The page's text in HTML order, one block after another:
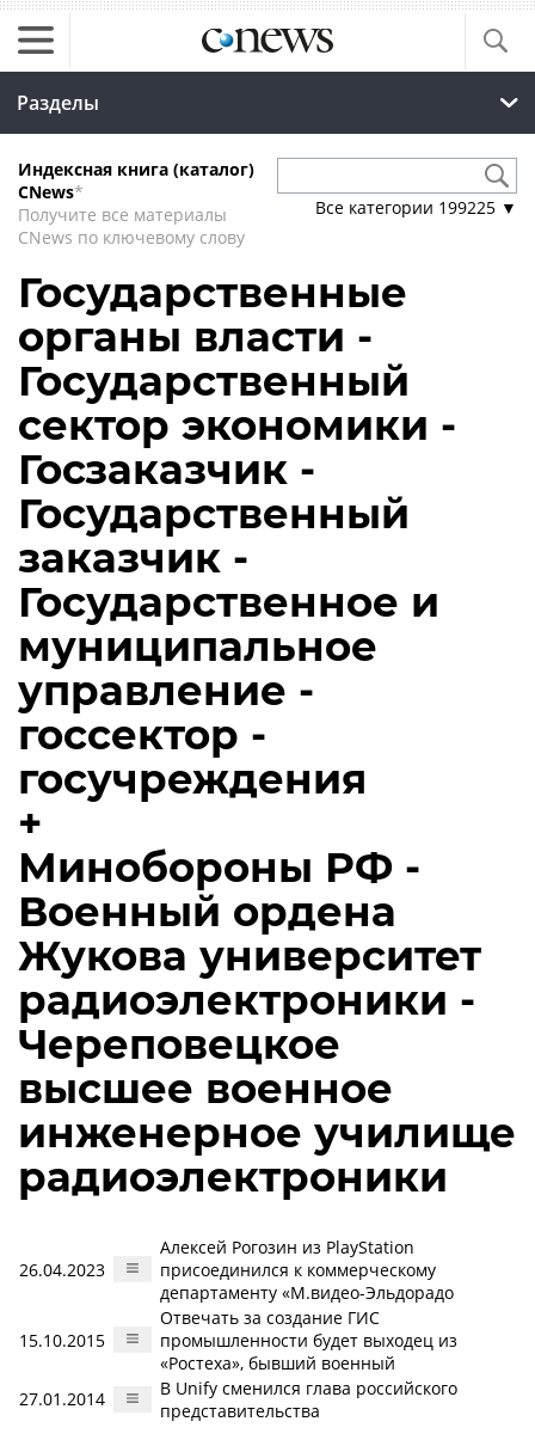
Разделы
Индексная книга (каталог)
CNews*
Получите все материалы
CNews по ключевому слову
Все категории 199225 ▼
Государственные
органы власти -
Государственный
сектор экономики -
Госзаказчик -
Государственный
заказчик -
Государственное и
муниципальное
управление -
госсектор -
госучреждения
+
Минобороны РФ -
Военный ордена
Жукова университет
радиоэлектроники -
Череповецкое
высшее военное
инженерное училище
радиоэлектроники
26.04.2023
Алексей Рогозин из PlayStation
присоединился к коммерческому
департаменту «М.видео-Эльдорадо
15.10.2015
Отвечать за создание ГИС
промышленности будет выходец из
«Ростеха», бывший военный
27.01.2014
В Unify сменился глава российского
представительства